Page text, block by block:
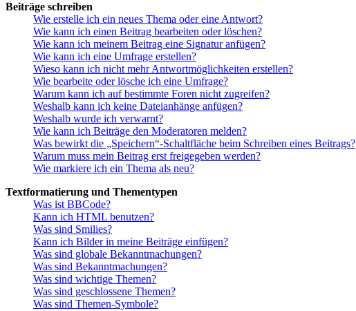
Beiträge schreiben
Wie erstelle ich ein neues Thema oder eine Antwort?
Wie kann ich einen Beitrag bearbeiten oder löschen?
Wie kann ich meinem Beitrag eine Signatur anfügen?
Wie kann ich eine Umfrage erstellen?
Wieso kann ich nicht mehr Antwortmöglichkeiten erstellen?
Wie bearbeite oder lösche ich eine Umfrage?
Warum kann ich auf bestimmte Foren nicht zugreifen?
Weshalb kann ich keine Dateianhänge anfügen?
Weshalb wurde ich verwarnt?
Wie kann ich Beiträge den Moderatoren melden?
Was bewirkt die „Speichern“-Schaltfläche beim Schreiben eines Beitrags?
Warum muss mein Beitrag erst freigegeben werden?
Wie markiere ich ein Thema als neu?
Textformatierung und Thementypen
Was ist BBCode?
Kann ich HTML benutzen?
Was sind Smilies?
Kann ich Bilder in meine Beiträge einfügen?
Was sind globale Bekanntmachungen?
Was sind Bekanntmachungen?
Was sind wichtige Themen?
Was sind geschlossene Themen?
Was sind Themen-Symbole?